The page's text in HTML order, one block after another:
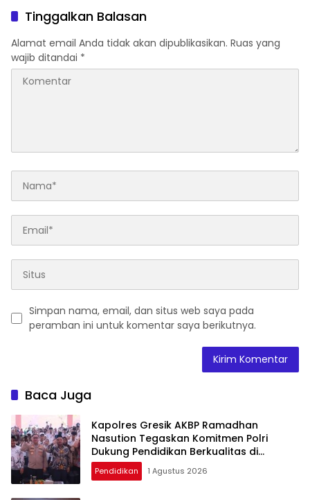
Expo 2026 Osaka
Tinggalkan Balasan
Alamat email Anda tidak akan dipublikasikan. Ruas yang
wajib ditandai *
Simpan nama, email, dan situs web saya pada
peramban ini untuk komentar saya berikutnya.
Baca Juga
Kapolres Gresik AKBP Ramadhan
Nasution Tegaskan Komitmen Polri
Dukung Pendidikan Berkualitas di
Pembukaan MPLS Sekolah Rakyat
Pendidikan 1 Agustus 2026